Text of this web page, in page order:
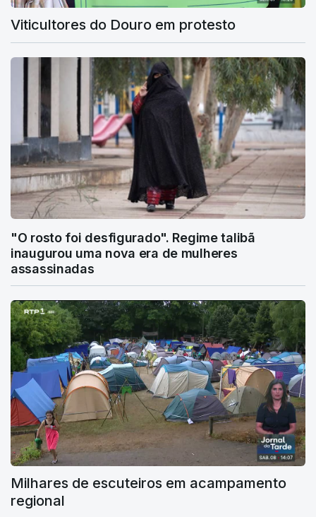
Viticultores do Douro em protesto
"O rosto foi desfigurado". Regime talibã
inaugurou uma nova era de mulheres
assassinadas
Milhares de escuteiros em acampamento
regional